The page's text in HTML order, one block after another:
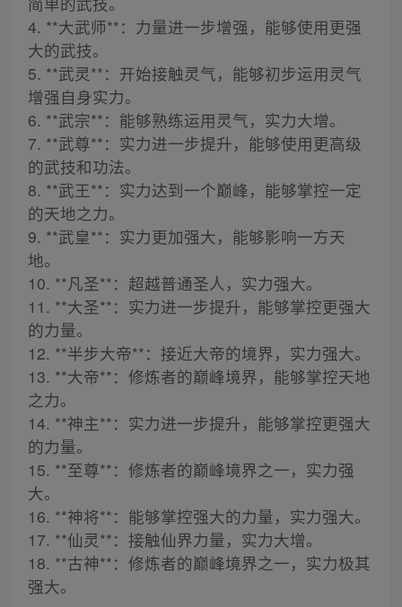
4. **大武师**：力量进一步增强，能够使用更强
大的武技。
5. **武灵**：开始接触灵气，能够初步运用灵气
增强自身实力。
6. **武宗**：能够熟练运用灵气，实力大增。
7. **武尊**：实力进一步提升，能够使用更高级
的武技和功法。
8. **武王**：实力达到一个巅峰，能够掌控一定
的天地之力。
9. **武皇**：实力更加强大，能够影响一方天
地。
10. **凡圣**：超越普通圣人，实力强大。
11. **大圣**：实力进一步提升，能够掌控更强大
的力量。
12. **半步大帝**：接近大帝的境界，实力强大。
13. **大帝**：修炼者的巅峰境界，能够掌控天地
之力。
14. **神主**：实力进一步提升，能够掌控更强大
的力量。
15. **至尊**：修炼者的巅峰境界之一，实力强
大。
16. **神将**：能够掌控强大的力量，实力强大。
17. **仙灵**：接触仙界力量，实力大增。
18. **古神**：修炼者的巅峰境界之一，实力极其
强大。